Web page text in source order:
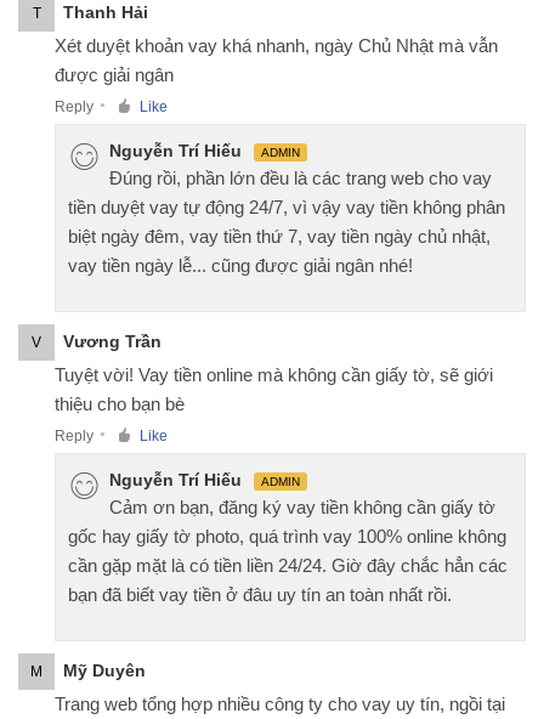
T Thanh Hải
Xét duyệt khoản vay khá nhanh, ngày Chủ Nhật mà vẫn
được giải ngân
Reply ● Like
Nguyễn Trí Hiếu ADMIN
Đúng rồi, phần lớn đều là các trang web cho vay
tiền duyệt vay tự động 24/7, vì vậy vay tiền không phân
biệt ngày đêm, vay tiền thứ 7, vay tiền ngày chủ nhật,
vay tiền ngày lễ... cũng được giải ngân nhé!
V Vương Trần
Tuyệt vời! Vay tiền online mà không cần giấy tờ, sẽ giới
thiệu cho bạn bè
Reply ● Like
Nguyễn Trí Hiếu ADMIN
Cảm ơn bạn, đăng ký vay tiền không cần giấy tờ
gốc hay giấy tờ photo, quá trình vay 100% online không
cần gặp mặt là có tiền liền 24/24. Giờ đây chắc hẳn các
bạn đã biết vay tiền ở đâu uy tín an toàn nhất rồi.
M Mỹ Duyên
Trang web tổng hợp nhiều công ty cho vay uy tín, ngồi tại